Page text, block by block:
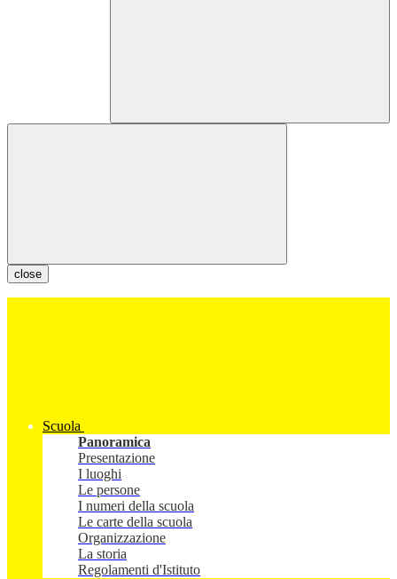
close
Scuola
Panoramica
Presentazione
I luoghi
Le persone
I numeri della scuola
Le carte della scuola
Organizzazione
La storia
Regolamenti d'Istituto